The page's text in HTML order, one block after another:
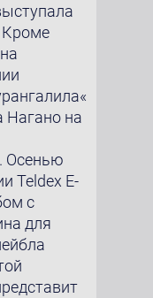
Кроме
Нагано на
Осенью
Teldex Е-
с
для